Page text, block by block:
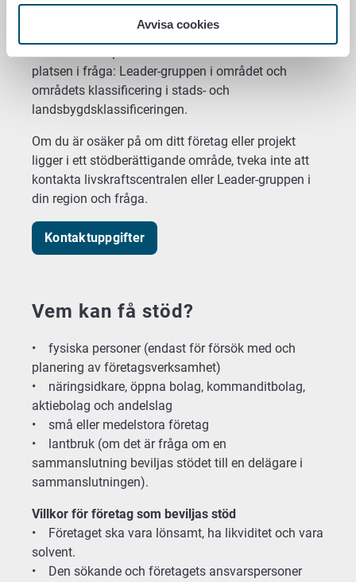
Avvisa cookies
stadsområdena som inte omfattas av stödet.
platsen i fråga: Leader-gruppen i området och
områdets klassificering i stads- och
landsbygdsklassificeringen.
Om du är osäker på om ditt företag eller projekt
ligger i ett stödberättigande område, tveka inte att
kontakta livskraftscentralen eller Leader-gruppen i
din region och fråga.
Kontaktuppgifter
Vem kan få stöd?
• fysiska personer (endast för försök med och
planering av företagsverksamhet)
• näringsidkare, öppna bolag, kommanditbolag,
aktiebolag och andelslag
• små eller medelstora företag
• lantbruk (om det är fråga om en
sammanslutning beviljas stödet till en delägare i
sammanslutningen).
Villkor för företag som beviljas stöd
• Företaget ska vara lönsamt, ha likviditet och vara
solvent.
• Den sökande och företagets ansvarspersoner